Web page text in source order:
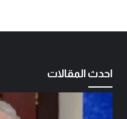
احدث المقالات